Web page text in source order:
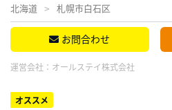
北海道 札幌市白石区
お問合わせ
運営会社： オールステイ株式会社
オススメ